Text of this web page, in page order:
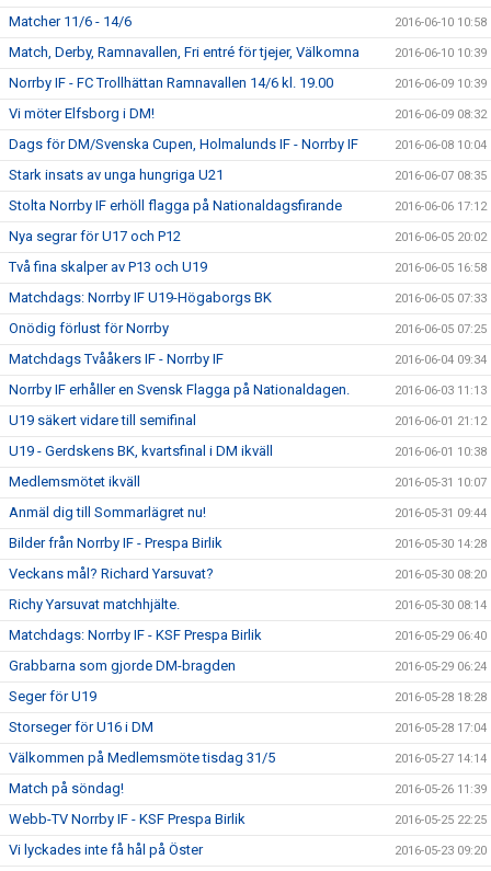
Matcher 11/6 - 14/6 2016-06-10 10:58
Match, Derby, Ramnavallen, Fri entré för tjejer, Välkomna 2016-06-10 10:39
Norrby IF - FC Trollhättan Ramnavallen 14/6 kl. 19.00 2016-06-09 10:39
Vi möter Elfsborg i DM! 2016-06-09 08:32
Dags för DM/Svenska Cupen, Holmalunds IF - Norrby IF 2016-06-08 10:04
Stark insats av unga hungriga U21 2016-06-07 08:35
Stolta Norrby IF erhöll flagga på Nationaldagsfirande 2016-06-06 17:12
Nya segrar för U17 och P12 2016-06-05 20:02
Två fina skalper av P13 och U19 2016-06-05 16:58
Matchdags: Norrby IF U19-Högaborgs BK 2016-06-05 07:33
Onödig förlust för Norrby 2016-06-05 07:25
Matchdags Tvååkers IF - Norrby IF 2016-06-04 09:34
Norrby IF erhåller en Svensk Flagga på Nationaldagen. 2016-06-03 11:13
U19 säkert vidare till semifinal 2016-06-01 21:12
U19 - Gerdskens BK, kvartsfinal i DM ikväll 2016-06-01 10:38
Medlemsmötet ikväll 2016-05-31 10:07
Anmäl dig till Sommarlägret nu! 2016-05-31 09:44
Bilder från Norrby IF - Prespa Birlik 2016-05-30 14:28
Veckans mål? Richard Yarsuvat? 2016-05-30 08:20
Richy Yarsuvat matchhjälte. 2016-05-30 08:14
Matchdags: Norrby IF - KSF Prespa Birlik 2016-05-29 06:40
Grabbarna som gjorde DM-bragden 2016-05-29 06:24
Seger för U19 2016-05-28 18:28
Storseger för U16 i DM 2016-05-28 17:04
Välkommen på Medlemsmöte tisdag 31/5 2016-05-27 14:14
Match på söndag! 2016-05-26 11:39
Webb-TV Norrby IF - KSF Prespa Birlik 2016-05-25 22:25
Vi lyckades inte få hål på Öster 2016-05-23 09:20